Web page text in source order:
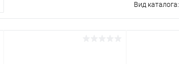
Вид каталога: